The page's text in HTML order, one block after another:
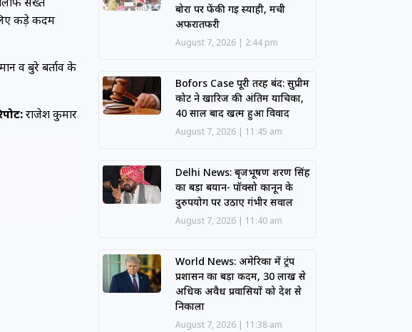
कड़े कदम
व बुरे बर्ताव के
राजेश कुमार
बोरा पर फेंकी गई स्याही, मची
अफरातफरी
August 7, 2026 2:44 pm
Bofors Case पूरी तरह बंद: सुप्रीम
कोर्ट ने खारिज की अंतिम याचिका,
40 साल बाद खत्म हुआ विवाद
August 7, 2026 11:45 am
Delhi News: बृजभूषण शरण सिंह
का बड़ा बयान- पॉक्सो कानून के
दुरुपयोग पर उठाए गंभीर सवाल
August 7, 2026 11:40 am
World News: अमेरिका में ट्रंप
प्रशासन का बड़ा कदम, 30 लाख से
अधिक अवैध प्रवासियों को देश से
निकाला
August 7, 2026 11:38 am